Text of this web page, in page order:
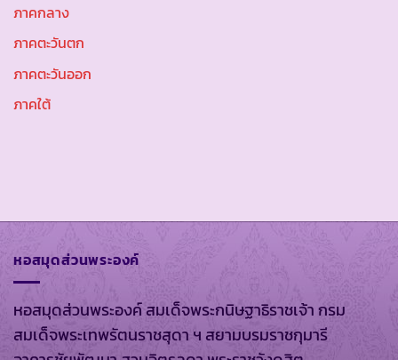
ภาคกลาง
ภาคตะวันตก
ภาคตะวันออก
ภาคใต้
หอสมุดส่วนพระองค์
หอสมุดส่วนพระองค์ สมเด็จพระกนิษฐาธิราชเจ้า กรม
สมเด็จพระเทพรัตนราชสุดา ฯ สยามบรมราชกุมารี